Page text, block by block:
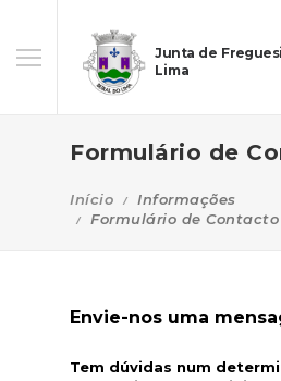
Junta de
Lima
Formulário de
Início
Informações
Formulário de Contacto
Envie-nos uma
Tem dúvidas num